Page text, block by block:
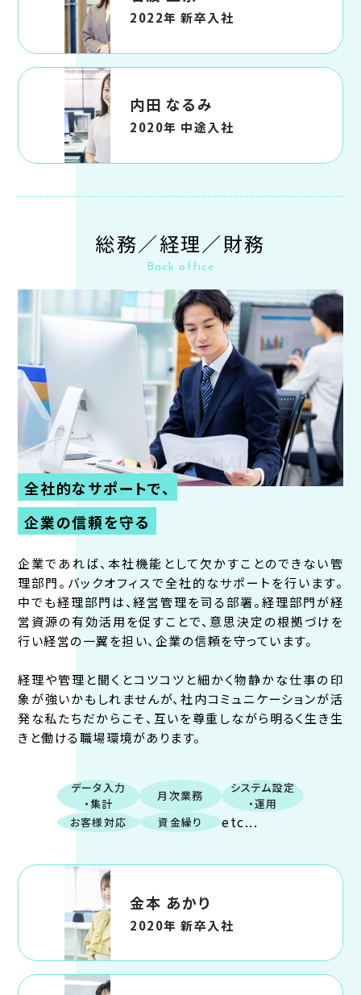
2022年 新卒入社
内田 なるみ
2020年 中途入社
総務／経理／財務
Back office
全社的なサポートで、
企業の信頼を守る
企業であれば、本社機能として欠かすことのできない管
理部門。バックオフィスで全社的なサポートを行います。
中でも経理部門は、経営管理を司る部署。経理部門が経
営資源の有効活用を促すことで、意思決定の根拠づけを
行い経営の一翼を担い、企業の信頼を守っています。
経理や管理と聞くとコツコツと細かく物静かな仕事の印
象が強いかもしれませんが、社内コミュニケーションが活
発な私たちだからこそ、互いを尊重しながら明るく生き生
きと働ける職場環境があります。
データ入力
・集計
月次業務
システム設定
・運用
お客様対応
資金繰り etc...
金本 あかり
2020年 新卒入社